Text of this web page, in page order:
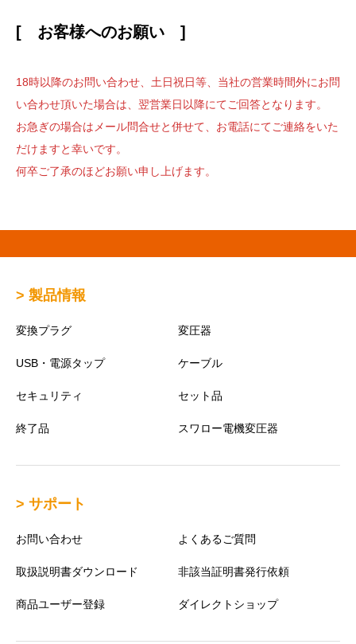
[ お客様へのお願い ]
18時以降のお問い合わせ、土日祝日等、当社の営業時間外にお問
い合わせ頂いた場合は、翌営業日以降にてご回答となります。
お急ぎの場合はメール問合せと併せて、お電話にてご連絡をいた
だけますと幸いです。
何卒ご了承のほどお願い申し上げます。
> 製品情報
変換プラグ 変圧器
USB・電源タップ ケーブル
セキュリティ セット品
終了品 スワロー電機変圧器
> サポート
お問い合わせ よくあるご質問
取扱説明書ダウンロード 非該当証明書発行依頼
商品ユーザー登録 ダイレクトショップ